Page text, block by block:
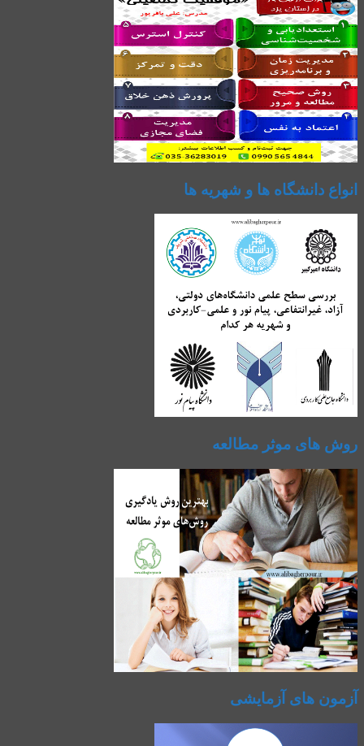
انواع دانشگاه ها و شهریه ها
روش های موثر مطالعه
آزمون های آزمایشی